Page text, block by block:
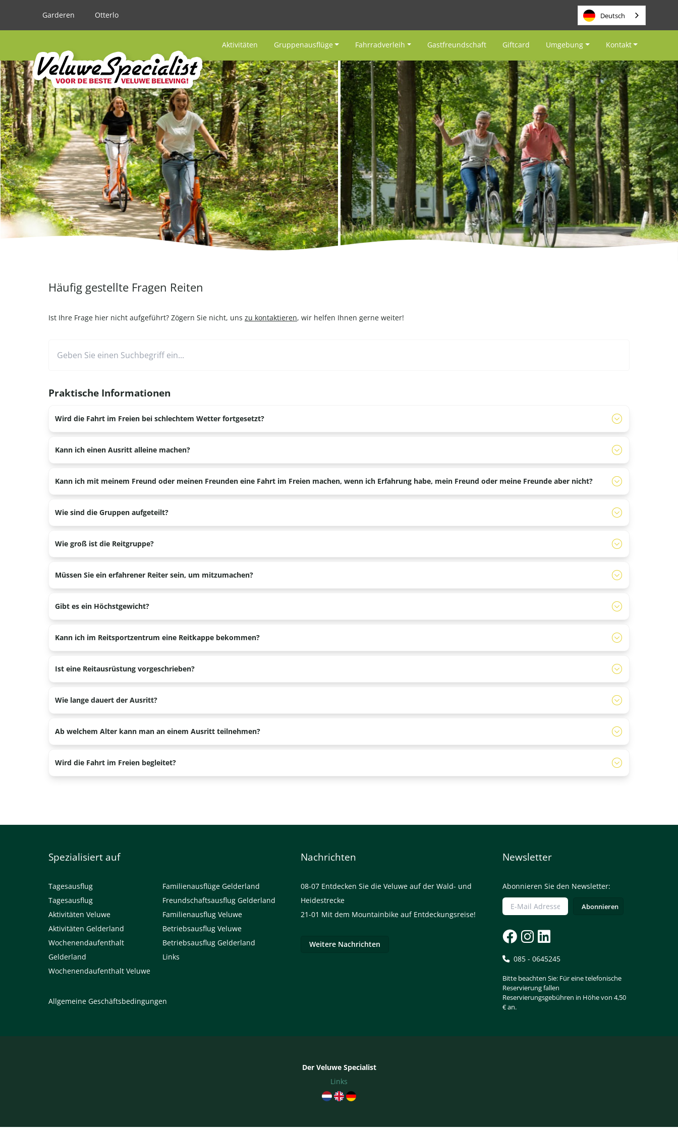
Garderen Otterlo Deutsch
Aktivitäten Gruppenausflüge Fahrradverleih Gastfreundschaft Giftcard Umgebung Kontakt
Häufig gestellte Fragen Reiten
Ist Ihre Frage hier nicht aufgeführt? Zögern Sie nicht, uns zu kontaktieren, wir helfen Ihnen gerne weiter!
Praktische Informationen
Wird die Fahrt im Freien bei schlechtem Wetter fortgesetzt?
Sie können in der Reithalle reiten oder einen neuen Termin mit der Reitschule vereinbaren. Die Reitschule entscheidet, ob das Reiten im Freien stattfinden kann oder
Kann ich einen Ausritt alleine machen?
Nein, ein Ausritt im Freien ist ab 2 Personen möglich.
Kann ich mit meinem Freund oder meinen Freunden eine Fahrt im Freien machen, wenn ich Erfahrung habe, mein Freund oder meine Freunde aber nicht?
Ja, das Niveau der Fahrt im Freien wird dann an die Person angepasst, die keine Erfahrung hat.
Wie sind die Gruppen aufgeteilt?
Das Niveau wird bei der Zusammenstellung der Gruppen berücksichtigt.
Wie groß ist die Reitgruppe?
Die Gruppe kann aus 2-6 Personen bestehen, je nach Anzahl der Anmeldungen.
Müssen Sie ein erfahrener Reiter sein, um mitzumachen?
Nein, unser Ausritt ist für Anfänger mit wenig oder gar keiner Reiterfahrung gedacht.
Gibt es ein Höchstgewicht?
Um es den Pferden bequem zu machen, gilt ein Höchstgewicht von 100 kg.
Kann ich im Reitsportzentrum eine Reitkappe bekommen?
Ja, es ist möglich, eine Reitkappe im Reitzentrum zu leihen.
Ist eine Reitausrüstung vorgeschrieben?
Nein, das Tragen einer Schutzkappe ist jedoch Pflicht. Wenn Sie keine Mütze haben, können Sie eine in der Reitschule ausleihen. Außerdem sollten Sie geeignetes
Wie lange dauert der Ausritt?
Die Fahrt über die Veluwe dauert etwa 2 Stunden.
Ab welchem Alter kann man an einem Ausritt teilnehmen?
Kinder ab etwa 5 oder 6 Jahren können bereits an der Fahrt im Freien teilnehmen.
Wird die Fahrt im Freien begleitet?
Spezialisiert auf
Tagesausflug
Tagesausflug
Aktivitäten Veluwe
Aktivitäten Gelderland
Wochenendaufenthalt
Gelderland
Wochenendaufenthalt Veluwe
Familienausflüge Gelderland
Freundschaftsausflug Gelderland
Familienausflug Veluwe
Betriebsausflug Veluwe
Betriebsausflug Gelderland
Links
Allgemeine Geschäftsbedingungen
Nachrichten
08-07 Entdecken Sie die Veluwe auf der Wald- und
Heidestrecke
21-01 Mit dem Mountainbike auf Entdeckungsreise!
Weitere Nachrichten
Newsletter
Abonnieren Sie den Newsletter:
085 - 0645245
Bitte beachten Sie: Für eine telefonische
Reservierung fallen
Reservierungsgebühren in Höhe von 4,50
€ an.
Der Veluwe Specialist
Links